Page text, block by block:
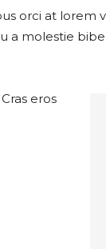
orci at lorem
a molestie
eros